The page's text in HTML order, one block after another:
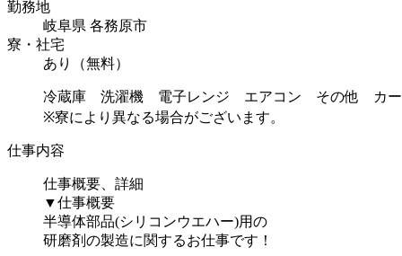
勤務地
岐阜県 各務原市
寮・社宅
あり（無料）
冷蔵庫 洗濯機 電子レンジ エアコン その他 カー
※寮により異なる場合がございます。
仕事内容
仕事概要、詳細
▼仕事概要
半導体部品(シリコンウエハー)用の
研磨剤の製造に関するお仕事です！